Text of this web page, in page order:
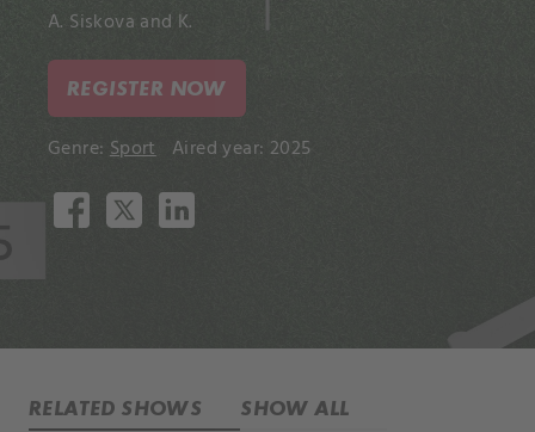
A. Siskova and K.
REGISTER NOW
Genre: Sport Aired year: 2025
RELATED SHOWS SHOW ALL